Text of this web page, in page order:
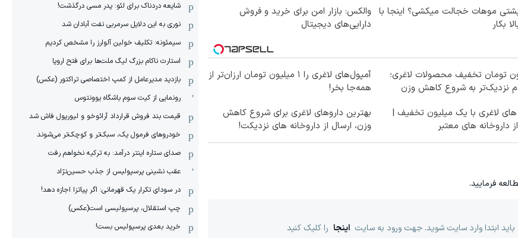
موهات خجالت میکشی؟ اینجا با
بکار
والکس: بازار امن برای خرید و فروش
دارایی‌های دیجیتال
تومان تخفیف محصولات لاغری؛
نزدیک‌تر به شروع کاهش وزن
آمپول‌های لاغری را ۱ میلیون تومان ارزان‌تر از
همه‌جا بخر!
لاغری با یک میلیون تخفیف |
داروخانه های معتبر
بهترین داروهای لاغری برای شروع کاهش
وزن، ارسال از داروخانه های نزدیکت!
فرمایید.
ابتدا وارد سایت شوید. جهت ورود به سایت اینجا را کلیک کنید
شایعه دردناک برای لئو: پدر مسی درگذشت!
نوری به این دلایل سرمربی نفت آبادان شد
سیمئونه: تکلیف خولین آلوارز را مشخص کردیم
استارت ناکام بزرگ لیگ ملت‌ها برای فتح اروپا
بازدید مدیرعامل از کمپ اختصاصی تراکتور (عکس)
رونمایی از کیت سوم باشگاه یوونتوس
قیمت بند فروش قرارداد آرائوخو و لیورپول فاش شد
خودروهای فرمول یک، سبک‌تر و کوچک‌تر می‌شوند
صدای ستاره اینتر درآمد: به ترکیه نخواهم رفت
عقب نشینی پرسپولیس از جذب حسین‌نژاد
در سودای تکرار یک قهرمانی: اگر پیاتزا اجازه دهد!
چپ استقلال، پرسپولیسی است(عکس)
خرید بعدی پرسپولیس بست!